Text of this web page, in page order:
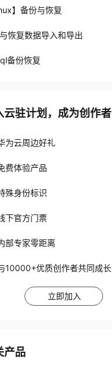
if
if
】备份与恢复
恢复数据导入和导出
备份恢复
云驻计划，成为创作者
为云周边好礼
费体验产品
殊身份标识
下官方门票
部专家零距离
10000+优质创作者共同成长
立即加入
产品